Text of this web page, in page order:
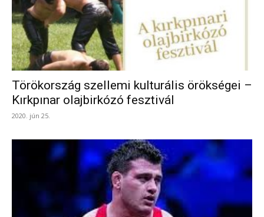
Törökország szellemi kulturális örökségei –
Kırkpınar olajbirkózó fesztivál
2020. jún 25.